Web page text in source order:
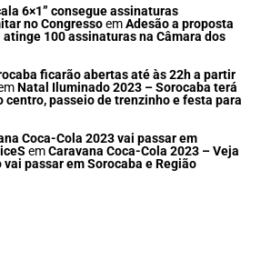
6×1” consegue assinaturas
no CongressoemAdesão a proposta
100 assinaturas na Câmara dos
ficarão abertas até às 22h a partir
Natal Iluminado 2023 – Sorocaba terá
passeio de trenzinho e festa para
Coca-Cola 2023 vai passar em
emCaravana Coca-Cola 2023 – Veja
passar em Sorocaba e Região